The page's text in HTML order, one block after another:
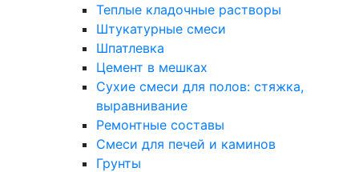
Теплые кладочные растворы
Штукатурные смеси
Шпатлевка
Цемент в мешках
Сухие смеси для полов: стяжка,
выравнивание
Ремонтные составы
Смеси для печей и каминов
Грунты